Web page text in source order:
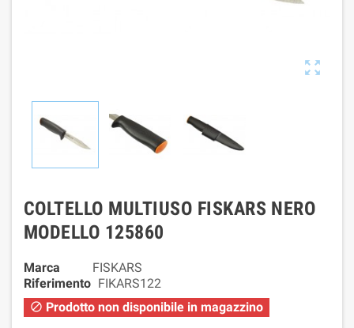

COLTELLO MULTIUSO FISKARS NERO
MODELLO 125860
Marca
FISKARS
Riferimento FIKARS122
 Prodotto non disponibile in magazzino